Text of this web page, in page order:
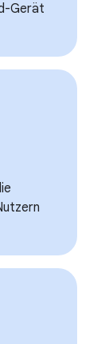
Gerät